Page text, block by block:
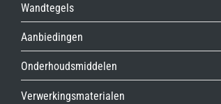
Wandtegels
Aanbiedingen
Onderhoudsmiddelen
Verwerkingsmaterialen